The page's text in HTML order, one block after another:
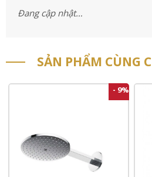
Đang cập nhật…
SẢN PHẨM CÙNG
- 9%